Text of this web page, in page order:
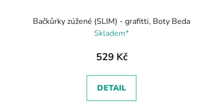
Bačkůrky zúžené (SLIM) - grafitti, Boty Beda
Skladem*
529 Kč
DETAIL